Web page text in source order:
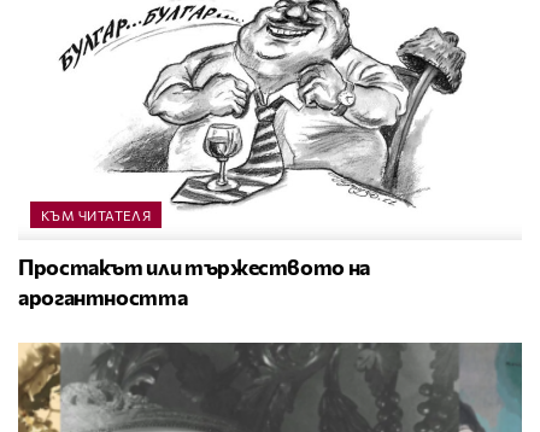
КЪМ ЧИТАТЕЛЯ
Простакът или тържеството на
арогантността